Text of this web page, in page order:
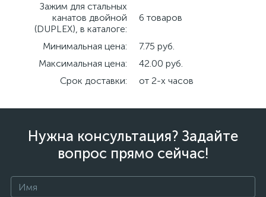
Зажим для стальных
канатов двойной
(DUPLEX), в каталоге:
6 товаров
Минимальная цена:
7.75 руб.
Максимальная цена:
42.00 руб.
Срок доставки:
от 2-х часов
Нужна консультация? Задайте
вопрос прямо сейчас!